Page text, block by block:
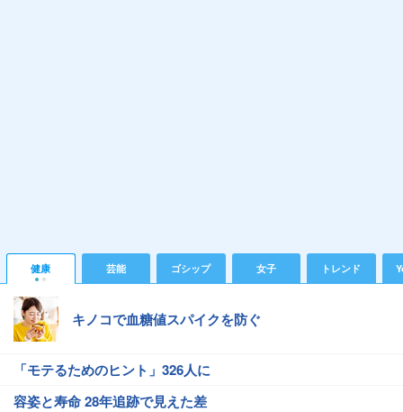
健康 芸能 ゴシップ 女子 トレンド
キノコで血糖値スパイクを防ぐ
「モテるためのヒント」326人に
容姿と寿命 28年追跡で見えた差